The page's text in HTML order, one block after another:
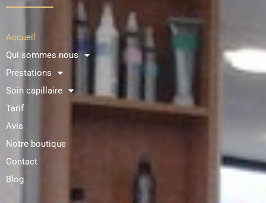
Accueil
Qui sommes nous
Prestations
Soin capillaire
Tarif
Avis
Notre boutique
Contact
Blog